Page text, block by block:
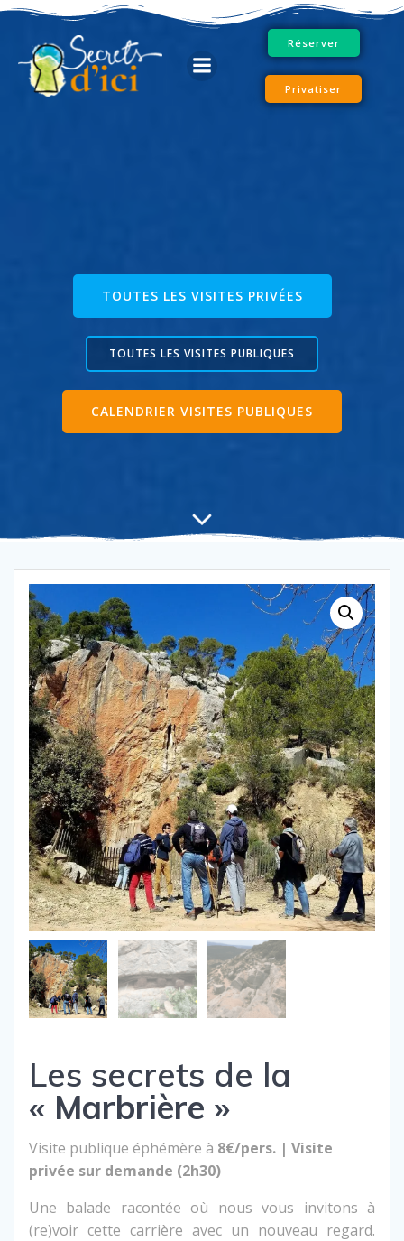
Aller
contenu
Réserver
Privatiser
TOUTES LES VISITES PRIVÉES
TOUTES LES VISITES PUBLIQUES
CALENDRIER VISITES PUBLIQUES
Les secrets de la
« Marbrière »
Visite publique éphémère à 8€/pers. | Visite
privée sur demande (2h30)
Une balade racontée où nous vous invitons à
(re)voir cette carrière avec un nouveau regard.